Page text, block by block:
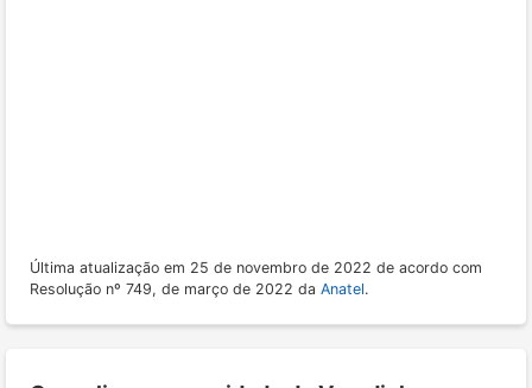
Última atualização em 25 de novembro de 2022 de acordo com
Resolução nº 749, de março de 2022 da Anatel.